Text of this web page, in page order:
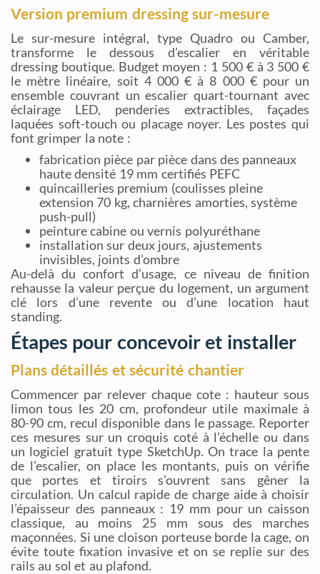
Version premium dressing sur-mesure
Le sur-mesure intégral, type Quadro ou Camber,
transforme le dessous d’escalier en véritable
dressing boutique. Budget moyen : 1 500 € à 3 500 €
le mètre linéaire, soit 4 000 € à 8 000 € pour un
ensemble couvrant un escalier quart-tournant avec
éclairage LED, penderies extractibles, façades
laquées soft-touch ou placage noyer. Les postes qui
font grimper la note :
fabrication pièce par pièce dans des panneaux
haute densité 19 mm certifiés PEFC
quincailleries premium (coulisses pleine
extension 70 kg, charnières amorties, système
push-pull)
peinture cabine ou vernis polyuréthane
installation sur deux jours, ajustements
invisibles, joints d’ombre
Au-delà du confort d’usage, ce niveau de finition
rehausse la valeur perçue du logement, un argument
clé lors d’une revente ou d’une location haut
standing.
Étapes pour concevoir et installer
Plans détaillés et sécurité chantier
Commencer par relever chaque cote : hauteur sous
limon tous les 20 cm, profondeur utile maximale à
80-90 cm, recul disponible dans le passage. Reporter
ces mesures sur un croquis coté à l’échelle ou dans
un logiciel gratuit type SketchUp. On trace la pente
de l’escalier, on place les montants, puis on vérifie
que portes et tiroirs s’ouvrent sans gêner la
circulation. Un calcul rapide de charge aide à choisir
l’épaisseur des panneaux : 19 mm pour un caisson
classique, au moins 25 mm sous des marches
maçonnées. Si une cloison porteuse borde la cage, on
évite toute fixation invasive et on se replie sur des
rails au sol et au plafond.